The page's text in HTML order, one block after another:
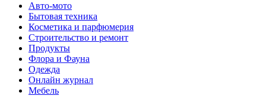
Авто-мото
Бытовая техника
Косметика и парфюмерия
Строительство и ремонт
Продукты
Флора и Фауна
Одежда
Онлайн журнал
Мебель